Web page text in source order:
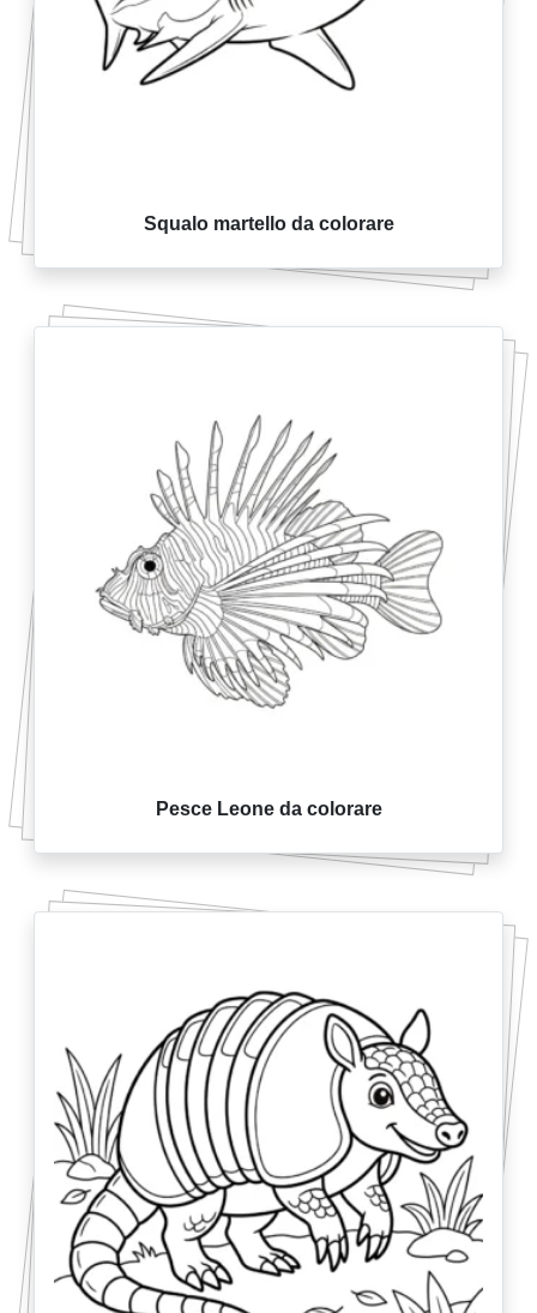
Squalo martello da colorare
Pesce Leone da colorare